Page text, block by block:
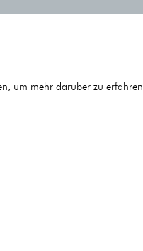
um mehr darüber zu erfahren.